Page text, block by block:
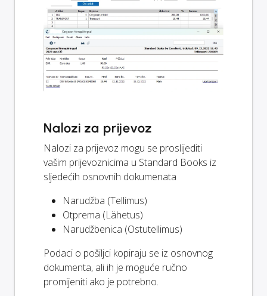
Nalozi za prijevoz
Nalozi za prijevoz mogu se proslijediti
vašim prijevoznicima u Standard Books iz
sljedećih osnovnih dokumenata
Narudžba (Tellimus)
Otprema (Lähetus)
Narudžbenica (Ostutellimus)
Podaci o pošiljci kopiraju se iz osnovnog
dokumenta, ali ih je moguće ručno
promijeniti ako je potrebno.